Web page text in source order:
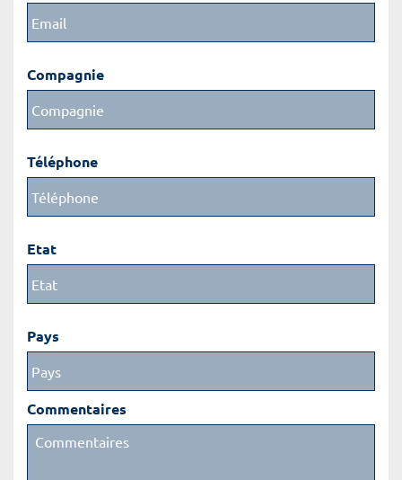
Compagnie
Téléphone
Etat
Pays
Commentaires